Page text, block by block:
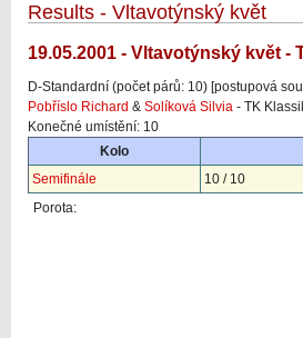
Results - Vltavotýnský květ
19.05.2001 - Vltavotýnský květ -
D-Standardní (počet párů: 10) [postupová
Pobříslo Richard & Solíková Silvia - TK
Konečné umístění: 10
Kolo
Semifinále
10 / 10
Porota: